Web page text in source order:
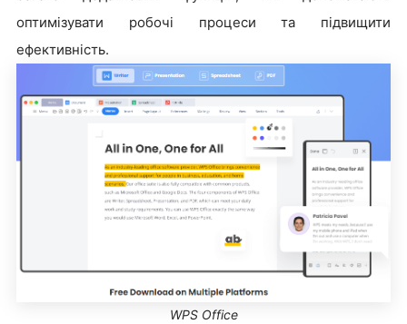
оптимізувати робочі процеси та підвищити
ефективність.
WPS Office